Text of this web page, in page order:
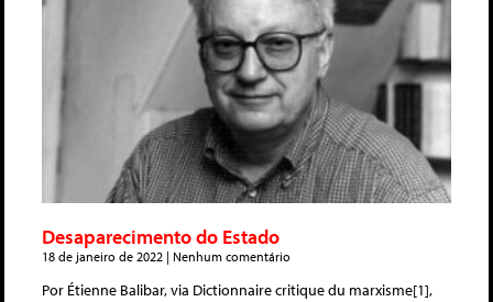
Desaparecimento do Estado
18 de janeiro de 2022 Nenhum comentário
Por Étienne Balibar, via Dictionnaire critique du marxisme[1],